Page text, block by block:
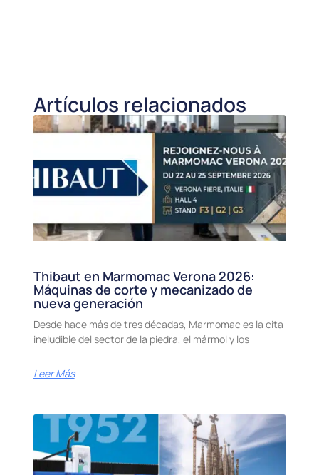
Artículos relacionados
Thibaut en Marmomac Verona 2026:
Máquinas de corte y mecanizado de
nueva generación
Desde hace más de tres décadas, Marmomac es la cita
ineludible del sector de la piedra, el mármol y los
Leer Más